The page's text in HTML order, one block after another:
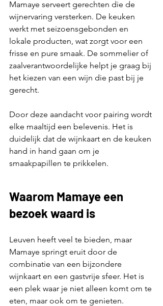
Mamaye serveert gerechten die de
wijnervaring versterken. De keuken
werkt met seizoensgebonden en
lokale producten, wat zorgt voor een
frisse en pure smaak. De sommelier of
zaalverantwoordelijke helpt je graag bij
het kiezen van een wijn die past bij je
gerecht.
Door deze aandacht voor pairing wordt
elke maaltijd een belevenis. Het is
duidelijk dat de wijnkaart en de keuken
hand in hand gaan om je
smaakpapillen te prikkelen.
Waarom Mamaye een
bezoek waard is
Leuven heeft veel te bieden, maar
Mamaye springt eruit door de
combinatie van een bijzondere
wijnkaart en een gastvrije sfeer. Het is
een plek waar je niet alleen komt om te
eten, maar ook om te genieten.